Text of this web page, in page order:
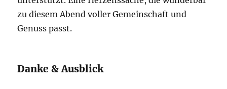
zu diesem Abend voller Gemeinschaft und
Genuss passt.
Danke & Ausblick